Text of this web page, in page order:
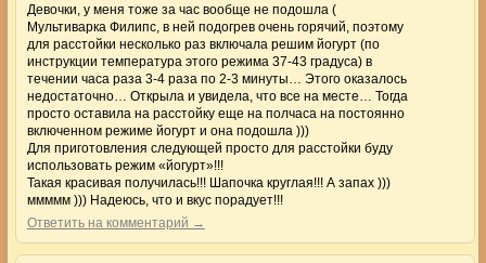
Девочки, у меня тоже за час вообще не подошла (
Мультиварка Филипс, в ней подогрев очень горячий, поэтому
для расстойки несколько раз включала решим йогурт (по
инструкции температура этого режима 37-43 градуса) в
течении часа раза 3-4 раза по 2-3 минуты… Этого оказалось
недостаточно… Открыла и увидела, что все на месте… Тогда
просто оставила на расстойку еще на полчаса на постоянно
включенном режиме йогурт и она подошла )))
Для приготовления следующей просто для расстойки буду
использовать режим «йогурт»!!!
Такая красивая получилась!!! Шапочка круглая!!! А запах )))
ммммм ))) Надеюсь, что и вкус порадует!!!
Ответить на комментарий →